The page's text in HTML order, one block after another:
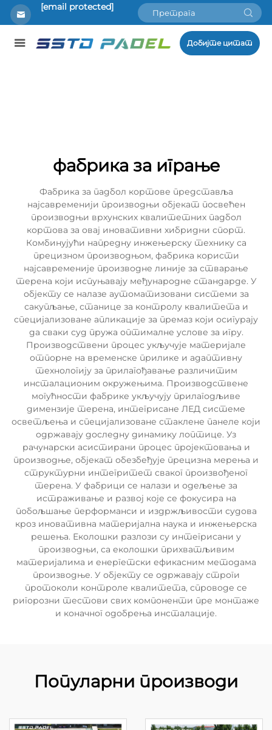
[email protected]
Добијте цитат
фабрика за играње
Фабрика за падбол кортове представља
најсавременији производњи објекат посвећен
производњи врхунских квалитетних падбол
кортова за овај иновативни хибридни спорт.
Комбинујући напредну инжењерску технику са
прецизном производњом, фабрика користи
најсавременије производне линије за стварање
терена који испуњавају међународне стандарде. У
објекту се налазе аутоматизовани системи за
сакупљање, станице за контролу квалитета и
специјализоване апликације за премаз који осигурају
да сваки суд пружа оптималне услове за игру.
Производствени процес укључује материјале
отпорне на временске прилике и адаптивну
технологију за прилагођавање различитим
инсталационим окружењима. Производствене
могућности фабрике укључују прилагодљиве
димензије терена, интегрисане ЛЕД системе
осветљења и специјализоване стаклене панеле који
одржавају доследну динамику лоптице. Уз
рачунарски асистирани процес пројектовања и
производње, објекат обезбеђује прецизна мерења и
структурни интегритет сваког произвођеног
терена. У фабрици се налази и одељење за
истраживање и развој које се фокусира на
побољшање перформанси и издржљивости судова
кроз иновативна материјална наука и инжењерска
решења. Еколошки разлози су интегрисани у
производњи, са еколошки прихватљивим
материјалима и енергетски ефикасним методама
производње. У објекту се одржавају строги
протоколи контроле квалитета, спроводе се
ригорозни тестови свих компоненти пре монтаже
и коначног одобрења инсталације.
Популарни производи